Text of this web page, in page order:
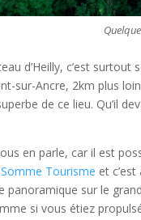
d’Heilly, c’est
sur-Ancre, 2km plus
de ce lieu. Qu’il
en parle, car il est
Tourisme et
panoramique sur le
si vous étiez